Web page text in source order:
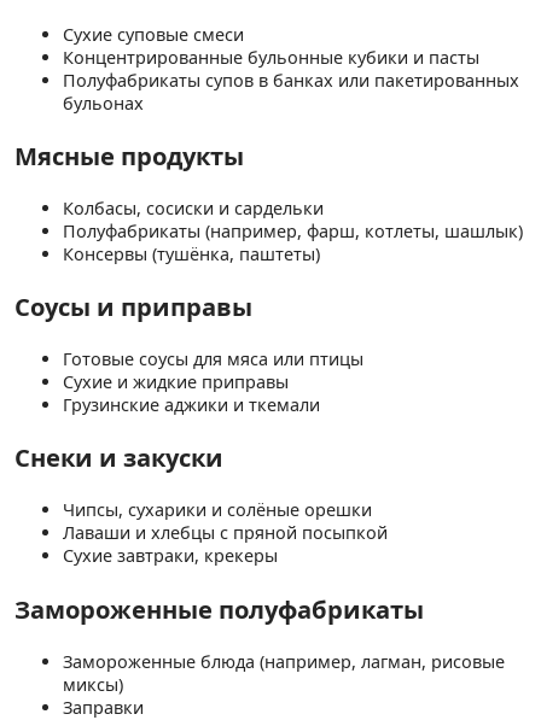
Сухие суповые смеси
Концентрированные бульонные кубики и пасты
Полуфабрикаты супов в банках или пакетированных
бульонах
Мясные продукты
Колбасы, сосиски и сардельки
Полуфабрикаты (например, фарш, котлеты, шашлык)
Консервы (тушёнка, паштеты)
Соусы и приправы
Готовые соусы для мяса или птицы
Сухие и жидкие приправы
Грузинские аджики и ткемали
Снеки и закуски
Чипсы, сухарики и солёные орешки
Лаваши и хлебцы с пряной посыпкой
Сухие завтраки, крекеры
Замороженные полуфабрикаты
Замороженные блюда (например, лагман, рисовые
миксы)
Заправки